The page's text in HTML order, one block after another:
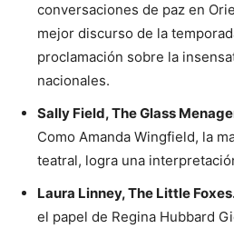
conversaciones de paz en
mejor discurso de la
proclamación sobre la
nacionales.
Sally Field, The Glass
Como Amanda Wingfield, la
teatral, logra una
Laura Linney, The Little
el papel de Regina Hubbard